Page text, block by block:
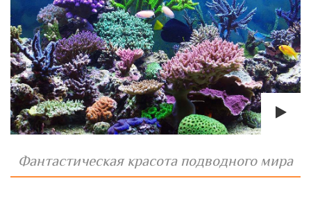
Фантастическая красота подводного мира